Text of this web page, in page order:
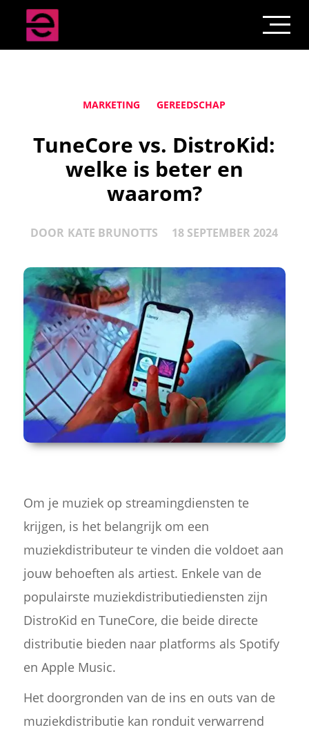
MARKETING GEREEDSCHAP
TuneCore vs. DistroKid:
welke is beter en
waarom?
DOOR KATE BRUNOTTS 18 SEPTEMBER 2024
Om je muziek op streamingdiensten te
krijgen, is het belangrijk om een
muziekdistributeur te vinden die voldoet aan
jouw behoeften als artiest. Enkele van de
populairste muziekdistributiediensten zijn
DistroKid en TuneCore, die beide directe
distributie bieden naar platforms als Spotify
en Apple Music.
Het doorgronden van de ins en outs van de
muziekdistributie kan ronduit verwarrend